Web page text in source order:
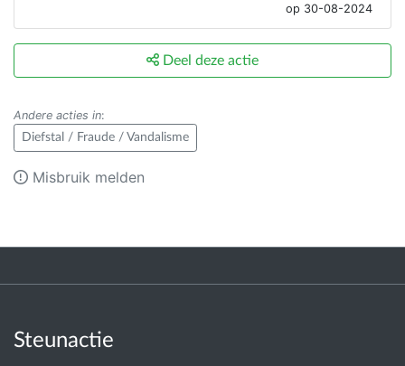
op 30-08-2024
Deel deze actie
Andere acties in:
Diefstal / Fraude / Vandalisme
Misbruik melden
Steunactie